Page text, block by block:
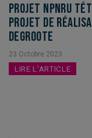
Projet NPNRU
projet de
Degroote
23 Octobre 2023
LIRE L'ARTICLE